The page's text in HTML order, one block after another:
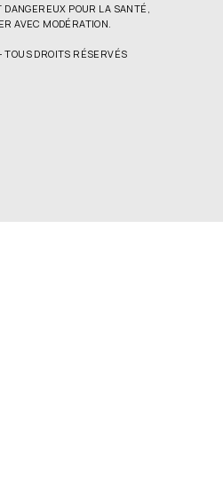
DANGEREUX POUR LA SANTÉ,
AVEC MODÉRATION.
DROITS RÉSERVÉS